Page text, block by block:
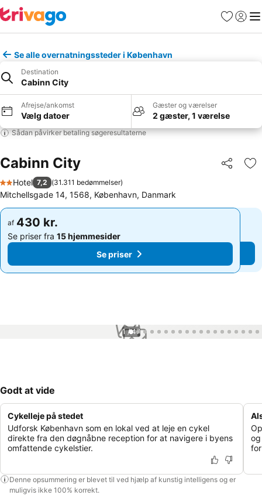
Favoritter
Log ind
Se alle overnatningssteder i København
Destination
Cabinn City
Afrejse/ankomst
Vælg datoer
Gæster og værelser
2 gæster, 1 værelse
Sådan påvirker betaling søgeresultaterne
Cabinn City Del
2 Stjerner
Hotel 7,2 (31.311 bedømmelser)
Mitchellsgade 14, 1568, København, Danmark
af 430 kr.
Se priser fra 15 hjemmesider
Se priser
af 430 kr.
Se priser fra 15 hjemmesider
Se priser
1 / 47
Godt at vide
Cykelleje på stedet
Udforsk København som en lokal ved at leje en cykel
direkte fra den døgnåbne reception for at navigere i byens
omfattende cykelstier.
Denne opsummering er blevet til ved hjælp af kunstig intelligens og er
muligvis ikke 100% korrekt.